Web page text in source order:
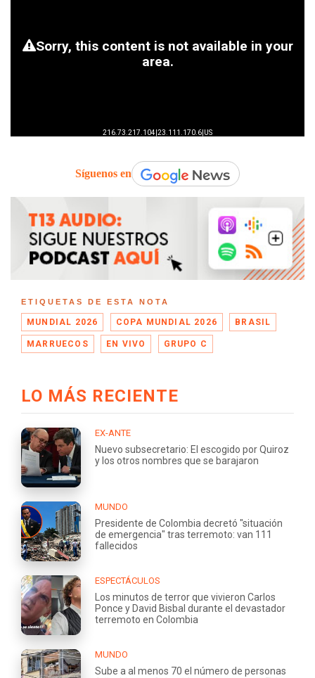
Síguenos en
ETIQUETAS DE ESTA NOTA
MUNDIAL 2026 COPA MUNDIAL 2026 BRASIL
MARRUECOS EN VIVO GRUPO C
LO MÁS RECIENTE
EX-ANTE
Nuevo subsecretario: El escogido por Quiroz
y los otros nombres que se barajaron
MUNDO
Presidente de Colombia decretó "situación
de emergencia" tras terremoto: van 111
fallecidos
ESPECTÁCULOS
Los minutos de terror que vivieron Carlos
Ponce y David Bisbal durante el devastador
terremoto en Colombia
MUNDO
Sube a al menos 70 el número de personas